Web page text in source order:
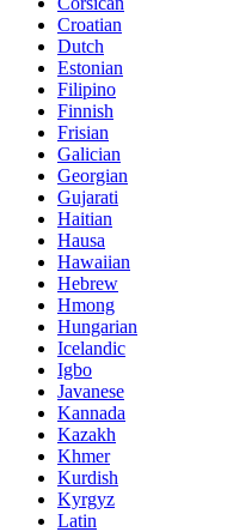
Croatian
Dutch
Estonian
Filipino
Finnish
Frisian
Galician
Georgian
Gujarati
Haitian
Hausa
Hawaiian
Hebrew
Hmong
Hungarian
Icelandic
Igbo
Javanese
Kannada
Kazakh
Khmer
Kurdish
Kyrgyz
Latin